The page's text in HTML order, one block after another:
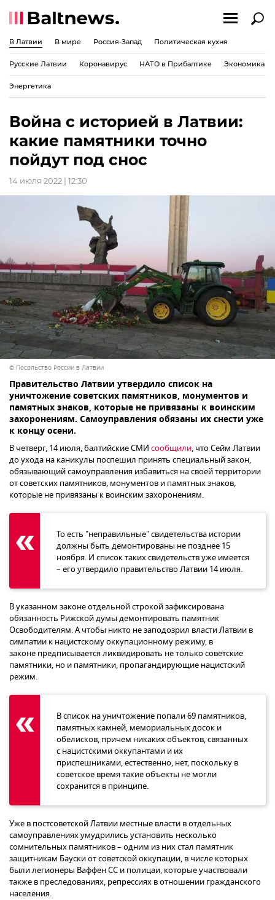
В Латвии В мире Россия-Запад Политическая кухня
Русские Латвии Коронавирус НАТО в Прибалтике Экономика
Энергетика
Война с историей в Латвии:
какие памятники точно
пойдут под снос
14 июля 2022 | 12:30
© Посольство России в Латвии
Правительство Латвии утвердило список на
уничтожение советских памятников, монументов и
памятных знаков, которые не привязаны к воинским
захоронениям. Самоуправления обязаны их снести уже
к концу осени.
В четверг, 14 июля, балтийские СМИ сообщили, что Сейм Латвии
до ухода на каникулы поспешил принять специальный закон,
обязывающий самоуправления избавиться на своей территории
от советских памятников, монументов и памятных знаков,
которые не привязаны к воинским захоронениям.
То есть "неправильные" свидетельства истории
должны быть демонтированы не позднее 15
ноября. И список таких свидетельств уже имеется
– его утвердило правительство Латвии 14 июля.
В указанном законе отдельной строкой зафиксирована
обязанность Рижской думы демонтировать памятник
Освободителям. А чтобы никто не заподозрил власти Латвии в
симпатии к нацистскому оккупационному режиму, в
законе предписывается ликвидировать не только советские
памятники, но и памятники, пропагандирующие нацистский
режим.
В список на уничтожение попали 69 памятников,
памятных камней, мемориальных досок и
обелисков, причем никаких объектов, связанных
с нацистскими оккупантами и их
приспешниками, естественно, нет, поскольку в
советское время такие объекты не могли
сохранится в принципе.
Уже в постсоветской Латвии местные власти в отдельных
самоуправлениях умудрились установить несколько
сомнительных памятников – одним из них стал памятник
защитникам Бауски от советской оккупации, в числе которых
были легионеры Ваффен СС и полицаи, которые участвовали
также в преследованиях, репрессиях в отношении гражданского
населения.